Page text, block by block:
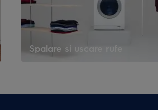
Spalare si uscare rufe